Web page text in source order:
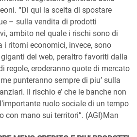
“Di qui la scelta di spostare
– sulla vendita di prodotti
ambito nel quale i rischi sono di
i ritorni economici, invece, sono
del web, peraltro favoriti dalla
regole, eroderanno quote di mercato
punteranno sempre di piu’ sulla
Il rischio e’ che le banche non
ruolo sociale di un tempo
con mano sui territori”. (AGI)Man